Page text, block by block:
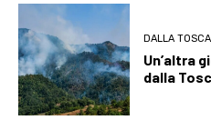
DALLA
Un’altra
dalla